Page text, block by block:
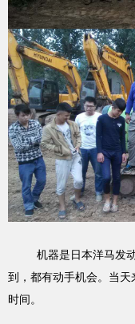
机器是日本洋马发
到，都有动手机会。当
时间。